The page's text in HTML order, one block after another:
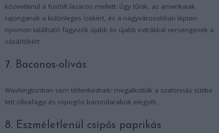
közvetlenül a füstölt lazacos mellett. Úgy tűnik, az amerikaiak
rajonganak a különleges ízekért, és a nagyvárosokban lépten-
nyomon található fagyizók újabb és újabb extrákkal versengenek a
vásárlókért.
7. Baconos-olívás
Washingtonban sem tétlenkednek: megalkották a szalonnás sütibe
tett olívafagyi és ropogós bacondarabok elegyét.
8. Eszméletlenül csípős paprikás